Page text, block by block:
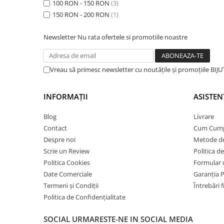
Lănțișoare cu Soare
Lănțișoare cu Semilună
Lănțișoare cu Animale
Lănțișoare cu Molecule
Lănțișoare cu Pietre Naturale
COLIERE CU PERLE
Coliere cu Perle Preciosa
COLIERE ȘNUR REGLABIL
Coliere cu Inimioare
Coliere cu Cruce
Coliere cu Stea
Coliere cu Soare
Coliere cu Semilună
Coliere cu Zodii
100 RON - 150 RON (3)
150 RON - 200 RON (1)
Newsletter Nu rata ofertele si promotiile noastre
Vreau să primesc newsletter cu noutățile și promoțiile
INFORMAȚII
Blog
Contact
Despre noi
Scrie un Review
Politica Cookies
Date Comerciale
Termeni și Condiții
Politica de Confidențialitate
Livrare
Cum
Metode
Politica
Formular
Garanția
Întrebări
SOCIAL URMARESTE-NE IN SOCIAL MEDIA